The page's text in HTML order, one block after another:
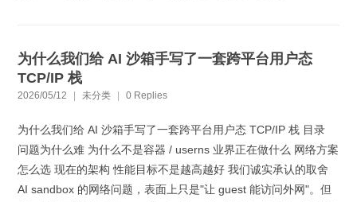
为什么我们给 AI 沙箱手写了一套跨平台用户态
TCP/IP 栈
2026/05/12 未分类 0 Replies
为什么我们给 AI 沙箱手写了一套跨平台用户态 TCP/IP 栈 目录
问题为什么难 为什么不是容器 / userns 业界正在做什么 网络方案
怎么选 现在的架构 性能目标不是越高越好 我们诚实承认的取舍
AI sandbox 的网络问题，表面上只是"让 guest 能访问外网"。但